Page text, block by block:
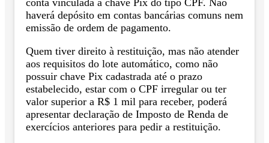
haverá depósito em contas bancárias comuns nem
emissão de ordem de pagamento.
Quem tiver direito à restituição, mas não atender
aos requisitos do lote automático, como não
possuir chave Pix cadastrada até o prazo
estabelecido, estar com o CPF irregular ou ter
valor superior a R$ 1 mil para receber, poderá
apresentar declaração de Imposto de Renda de
exercícios anteriores para pedir a restituição.